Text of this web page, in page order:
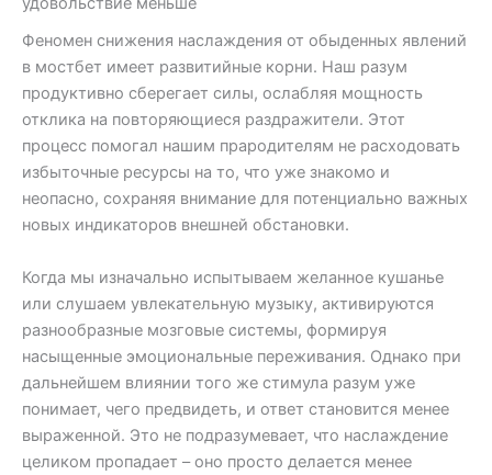
Феномен снижения наслаждения от обыденных явлений
в мостбет имеет развитийные корни. Наш разум
продуктивно сберегает силы, ослабляя мощность
отклика на повторяющиеся раздражители. Этот
процесс помогал нашим прародителям не расходовать
избыточные ресурсы на то, что уже знакомо и
неопасно, сохраняя внимание для потенциально важных
новых индикаторов внешней обстановки.
Когда мы изначально испытываем желанное кушанье
или слушаем увлекательную музыку, активируются
разнообразные мозговые системы, формируя
насыщенные эмоциональные переживания. Однако при
дальнейшем влиянии того же стимула разум уже
понимает, чего предвидеть, и ответ становится менее
выраженной. Это не подразумевает, что наслаждение
целиком пропадает – оно просто делается менее